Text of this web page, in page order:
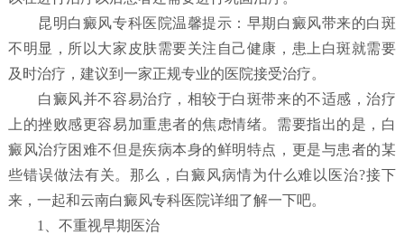
昆明白癜风专科医院温馨提示：早期白癜风带来的白斑
不明显，所以大家皮肤需要关注自己健康，患上白斑就需要
及时治疗，建议到一家正规专业的医院接受治疗。
白癜风并不容易治疗，相较于白斑带来的不适感，治疗
上的挫败感更容易加重患者的焦虑情绪。需要指出的是，白
癜风治疗困难不但是疾病本身的鲜明特点，更是与患者的某
些错误做法有关。那么，白癜风病情为什么难以医治?接下
来，一起和云南白癜风专科医院详细了解一下吧。
1、不重视早期医治